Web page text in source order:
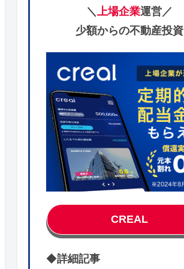
＼上場企業運営／
少額からの不動産投資
CREAL
◆詳細記事